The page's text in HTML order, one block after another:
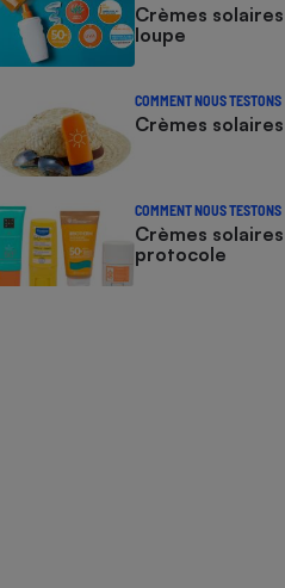
Crèmes
loupe
COMMENT NOUS TESTONS
Crèmes
COMMENT NOUS TESTONS
Crèmes
protocole